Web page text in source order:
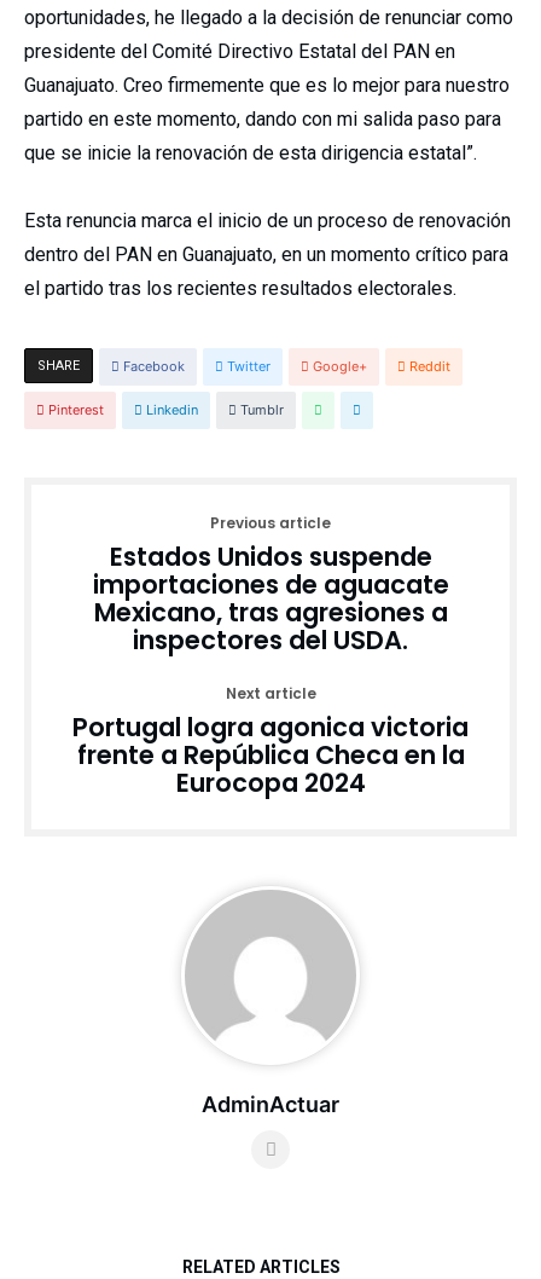
oportunidades, he llegado a la decisión de renunciar como
presidente del Comité Directivo Estatal del PAN en
Guanajuato. Creo firmemente que es lo mejor para nuestro
partido en este momento, dando con mi salida paso para
que se inicie la renovación de esta dirigencia estatal”.
Esta renuncia marca el inicio de un proceso de renovación
dentro del PAN en Guanajuato, en un momento crítico para
el partido tras los recientes resultados electorales.
SHARE Facebook Twitter Google+ Reddit
Pinterest Linkedin Tumblr
Previous article
Estados Unidos suspende
importaciones de aguacate
Mexicano, tras agresiones a
inspectores del USDA.
Next article
Portugal logra agonica victoria
frente a República Checa en la
Eurocopa 2024
AdminActuar
RELATED ARTICLES